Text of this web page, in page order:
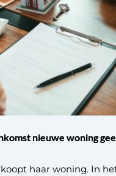
nieuwe woning
haar woning. In